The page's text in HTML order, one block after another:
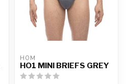
HOM
HO1 MINI BRIEFS GREY